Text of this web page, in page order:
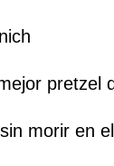
pretzel
morir en